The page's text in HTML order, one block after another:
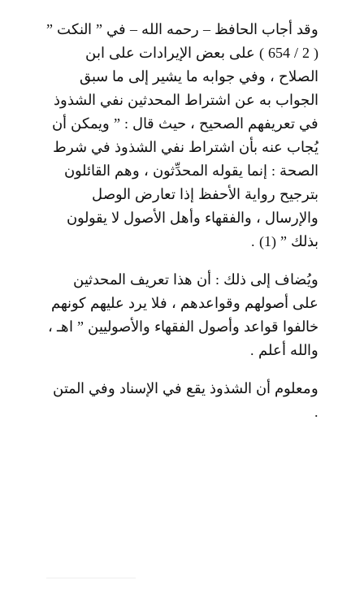
وقد أجاب الحافظ – رحمه الله – في ” النكت ”
( 2 / 654 ) على بعض الإيرادات على ابن
الصلاح ، وفي جوابه ما يشير إلى ما سبق
الجواب به عن اشتراط المحدثين نفي الشذوذ
في تعريفهم الصحيح ، حيث قال : ” ويمكن أن
يُجاب عنه بأن اشتراط نفي الشذوذ في شرط
الصحة : إنما يقوله المحدِّثون ، وهم القائلون
بترجيح رواية الأحفظ إذا تعارض الوصل
والإرسال ، والفقهاء وأهل الأصول لا يقولون
بذلك ”(1)
.
ويُضاف إلى ذلك : أن هذا تعريف المحدثين
على أصولهم وقواعدهم ، فلا يرد عليهم كونهم
خالفوا قواعد وأصول الفقهاء والأصوليين ” اهـ ،
والله أعلم .
ومعلوم أن الشذوذ يقع في الإسناد وفي المتن
.